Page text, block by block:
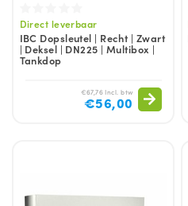
Direct leverbaar
IBC Dopsleutel | Recht | Zwart
| Deksel | DN225 | Multibox |
Tankdop
€67,76 Incl. btw
€56,00